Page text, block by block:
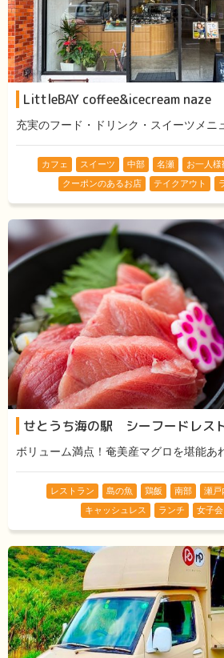
LittleBAY coffee&icecream naze
充実のフード・ドリンク・スイーツメニ
カフェ スイーツ 中部 名瀬 お一人様
クーポンのあるお店
テイクアウト
せとうち海の駅 シーフードレス
ボリューム満点！奄美産マグロを堪能あ
レストラン 島の魚 鶏飯 南部 瀬戸
キャッシュレス
ランチ 女子会